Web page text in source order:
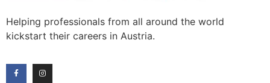
Helping professionals from all around the world
kickstart their careers in Austria.